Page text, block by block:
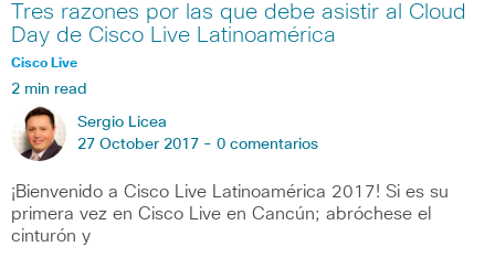
Tres razones por las que debe asistir al Cloud
Day de Cisco Live Latinoamérica
Cisco Live
2 min read
Sergio Licea
27 October 2017 - 0 comentarios
¡Bienvenido a Cisco Live Latinoamérica 2017! Si es su
primera vez en Cisco Live en Cancún; abróchese el
cinturón y